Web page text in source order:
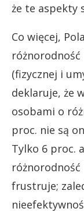
że te aspekty
Co więcej,
(fizycznej i
deklaruje, że
osobami o
proc. nie są
Tylko 6 proc.
frustruje;